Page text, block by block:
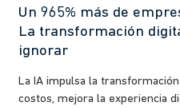
Un 965% más de
La transformación
ignorar
La IA impulsa la
costos, mejora la experiencia